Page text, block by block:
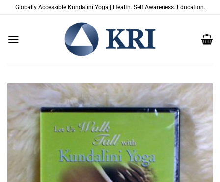
ZumGlobally Accessible Kundalini Yoga | Health. Self Awareness. Education.